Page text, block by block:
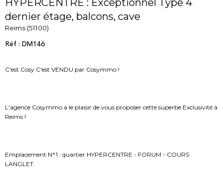
HYPERCENTRE : Exceptionnel Type 4
dernier étage, balcons, cave
Reims (51100)
Réf : DM146
C'est Cosy C'est VENDU par Cosymmo !
L'agence Cosymmo a le plaisir de vous proposer cette superbe Exclusivité à
Reims !
Emplacement N°1 : quartier HYPERCENTRE - FORUM - COURS
LANGLET.